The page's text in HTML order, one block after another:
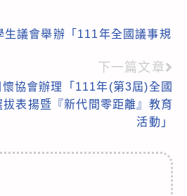
生議會舉辦「111年全國議事規
下一篇文章
協會辦理「111年(第3屆)全國
拔表揚暨『新代間零距離』教育
活動」